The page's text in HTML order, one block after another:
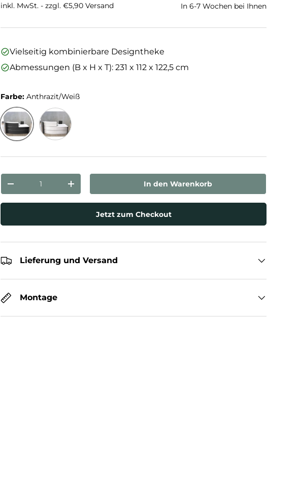
inkl. MwSt. - zzgl. €5,90 Versand
In 6-7 Wochen bei Ihnen
Vielseitig kombinierbare Designtheke
Abmessungen (B x H x T): 231 x 112 x 122,5 cm
Farbe:Anthrazit/Weiß
Anzahl
Menge verringernMenge erhöhen In den Warenkorb
Jetzt zum Checkout
Lieferung und Versand
Montage